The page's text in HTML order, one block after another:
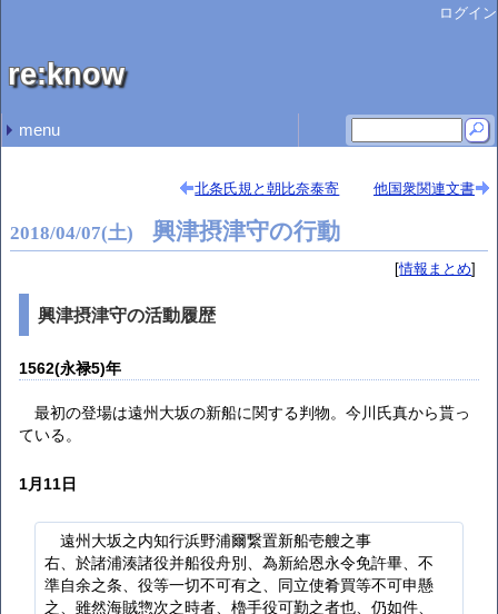
ログイン
re:know
menu
北条氏規と朝比奈泰寄 他国衆関連文書
2018/04/07(土) 興津摂津守の行動
情報まとめ
興津摂津守の活動履歴
1562(永禄5)年
最初の登場は遠州大坂の新船に関する判物。今川氏真から貰っ
ている。
1月11日
遠州大坂之内知行浜野浦爾繋置新船壱艘之事
右、於諸浦湊諸役并船役舟別、為新給恩永令免許畢、不
準自余之条、役等一切不可有之、同立使肴買等不可申懸
之、雖然海賊惣次之時者、櫓手役可勤之者也、仍如件、